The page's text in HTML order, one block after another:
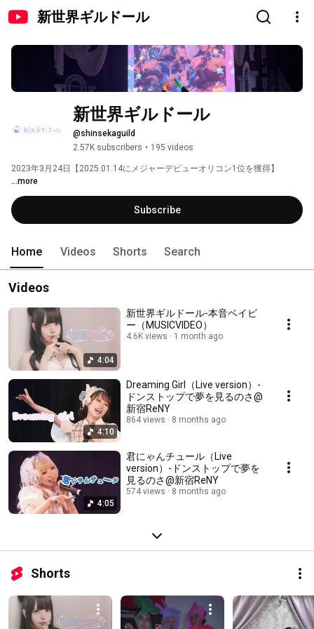
新世界ギルドール
新世界ギルドール
@shinsekaguild
2.57K subscribers • 195 videos
2023年3月24日【2025.01.14にメジャーデビューオリコン1位を獲得】
...more
Subscribe
Home Videos Shorts Search
Videos
4:04
新世界ギルドール-本音ベイビ
ー（MUSICVIDEO）
4.6K views 1 month ago
4:10
Dreaming Girl（Live version）-
ドンストップで夢を見るのさ@
新宿ReNY
864 views 8 months ago
4:05
君にゃんチュール（Live
version）-ドンストップで夢を
見るのさ@新宿ReNY
574 views 8 months ago
Shorts